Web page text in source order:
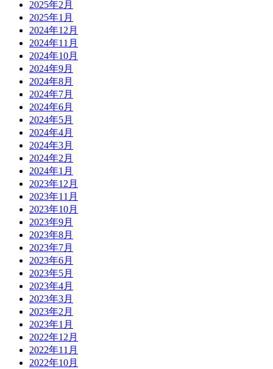
2025年2月
2025年1月
2024年12月
2024年11月
2024年10月
2024年9月
2024年8月
2024年7月
2024年6月
2024年5月
2024年4月
2024年3月
2024年2月
2024年1月
2023年12月
2023年11月
2023年10月
2023年9月
2023年8月
2023年7月
2023年6月
2023年5月
2023年4月
2023年3月
2023年2月
2023年1月
2022年12月
2022年11月
2022年10月